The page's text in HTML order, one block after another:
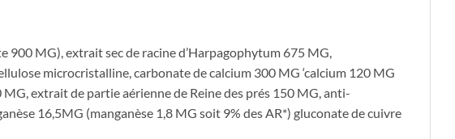
MG), extrait sec de racine d’Harpagophytum 675 MG,
microcristalline, carbonate de calcium 300 MG ‘calcium 120 MG
extrait de partie aérienne de Reine des prés 150 MG, anti-
16,5MG (manganèse 1,8 MG soit 9% des AR*) gluconate de cuivre